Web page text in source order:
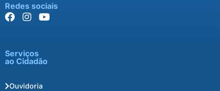
Redes sociais
Serviços
ao Cidadão
Ouvidoria